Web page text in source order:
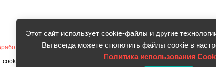
персональных данных Пользовательское соглашение Политика
cookie-файлы и другие технологии для улучшения его работы. Вы всегда
Этот сайт использует cookie-файлы и другие
Вы всегда можете отключить файлы cookie в
Политика использования